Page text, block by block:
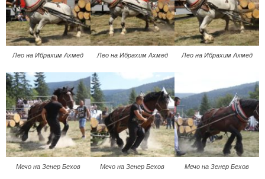
Лео на Ибрахим Ахмед Лео на Ибрахим Ахмед Лео на Ибрахим Ахмед
Мечо на Зенер Бехов Мечо на Зенер Бехов Мечо на Зенер Бехов